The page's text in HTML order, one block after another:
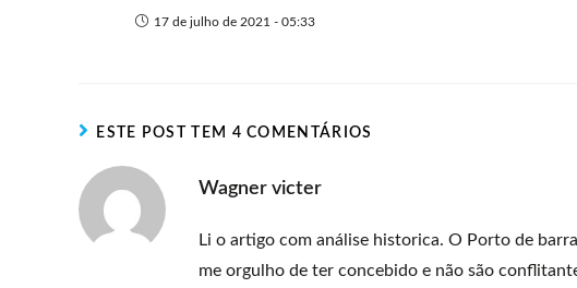
17 de julho de 2021 - 05:33
ESTE POST TEM 4 COMENTÁRIOS
Wagner victer
Li o artigo com análise historica. O Porto de
me orgulho de ter concebido e não são